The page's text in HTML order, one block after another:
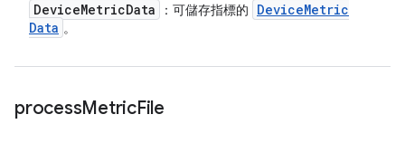
DeviceMetricData ：可儲存指標的 DeviceMetric
Data 。
processMetricFile